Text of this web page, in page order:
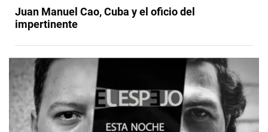
Juan Manuel Cao, Cuba y el oficio del
impertinente